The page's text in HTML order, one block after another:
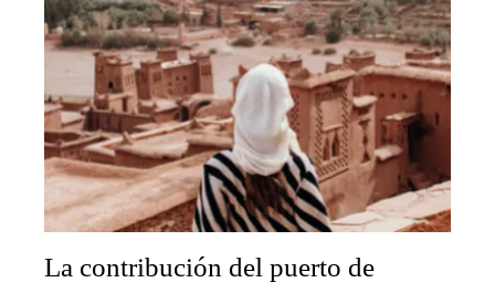
La contribución del puerto de